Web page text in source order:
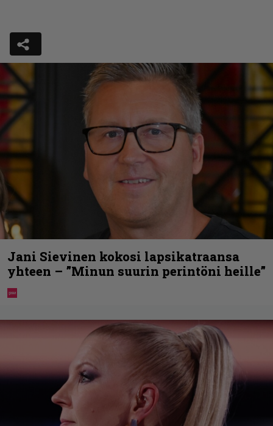
Jani Sievinen kokosi lapsikatraansa
yhteen – ”Minun suurin perintöni heille”